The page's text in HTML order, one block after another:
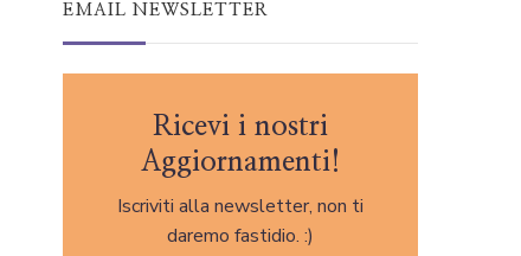
EMAIL NEWSLETTER
Ricevi i nostri
Aggiornamenti!
Iscriviti alla newsletter, non ti
daremo fastidio. :)